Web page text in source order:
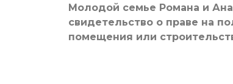
Молодой семье Романа и
свидетельство о праве на
помещения или